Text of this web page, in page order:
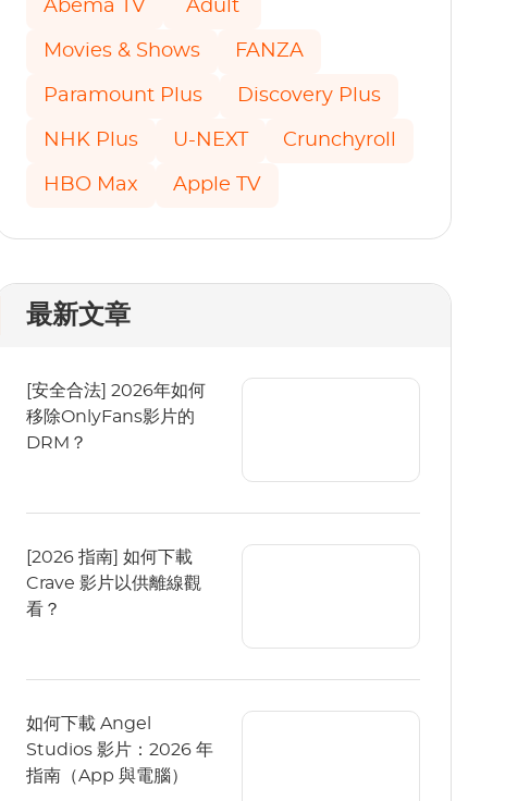
Abema TV Adult
Movies & Shows FANZA
Paramount Plus Discovery Plus
NHK Plus U-NEXT Crunchyroll
HBO Max Apple TV
最新文章
[安全合法] 2026年如何
移除OnlyFans影片的
DRM？
[2026 指南] 如何下載
Crave 影片以供離線觀
看？
如何下載 Angel
Studios 影片：2026 年
指南（App 與電腦）